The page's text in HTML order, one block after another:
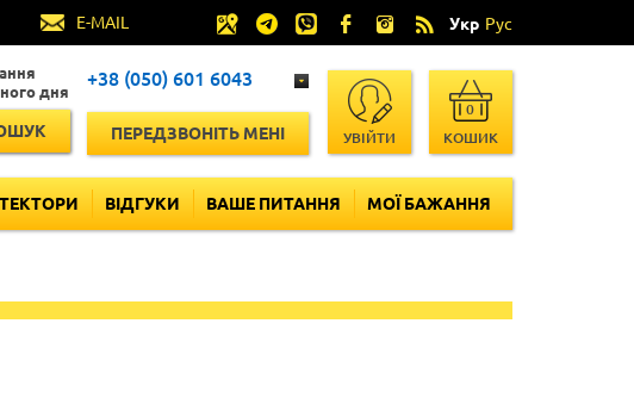
E-MAIL Укр Рус
дня
+38 (050) 601 6043
ПЕРЕДЗВОНІТЬ МЕНІ УВІЙТИ КОШИК
0
ВІДГУКИ ВАШЕ ПИТАННЯ МОЇ БАЖАННЯ